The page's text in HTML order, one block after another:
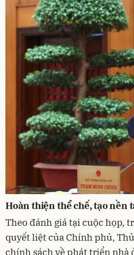
Hoàn thiện thể chế, tạo nền
Theo đánh giá tại cuộc họp,
quyết liệt của Chính phủ,
chính sách về phát triển